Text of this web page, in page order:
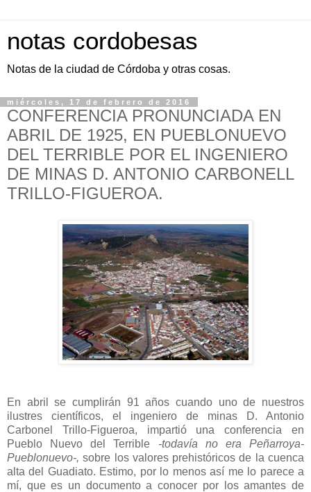
notas cordobesas
Notas de la ciudad de Córdoba y otras cosas.
miércoles, 17 de febrero de 2016
CONFERENCIA PRONUNCIADA EN
ABRIL DE 1925, EN PUEBLONUEVO
DEL TERRIBLE POR EL INGENIERO
DE MINAS D. ANTONIO CARBONELL
TRILLO-FIGUEROA.
En abril se cumplirán 91 años cuando uno de nuestros
ilustres científicos, el ingeniero de minas D. Antonio
Carbonel Trillo-Figueroa, impartió una conferencia en
Pueblo Nuevo del Terrible -todavía no era Peñarroya-
Pueblonuevo-, sobre los valores prehistóricos de la cuenca
alta del Guadiato. Estimo, por lo menos así me lo parece a
mí, que es un documento a conocer por los amantes de